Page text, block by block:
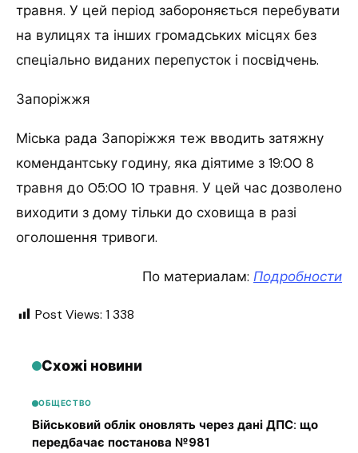
травня. У цей період забороняється перебувати
на вулицях та інших громадських місцях без
спеціально виданих перепусток і посвідчень.
Запоріжжя
Міська рада Запоріжжя теж вводить затяжну
комендантську годину, яка діятиме з 19:00 8
травня до 05:00 10 травня. У цей час дозволено
виходити з дому тільки до сховища в разі
оголошення тривоги.
По материалам: Подробности
Post Views: 1 338
Схожі новини
ОБЩЕСТВО
Військовий облік оновлять через дані ДПС: що
передбачає постанова №981